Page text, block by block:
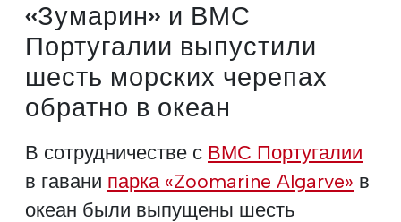
«Зумарин» и ВМС
Португалии выпустили
шесть морских черепах
обратно в океан
В сотрудничестве с ВМС Португалии
в гавани парка «Zoomarine Algarve» в
океан были выпущены шесть